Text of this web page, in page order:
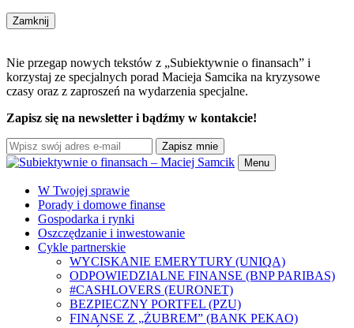
Zamknij
Nie przegap nowych tekstów z „Subiektywnie o finansach” i
korzystaj ze specjalnych porad Macieja Samcika na kryzysowe
czasy oraz z zaproszeń na wydarzenia specjalne.
Zapisz się na newsletter i bądźmy w kontakcie!
Zapisz mnie
Menu
W Twojej sprawie
Porady i domowe finanse
Gospodarka i rynki
Oszczędzanie i inwestowanie
Cykle partnerskie
WYCISKANIE EMERYTURY (UNIQA)
ODPOWIEDZIALNE FINANSE (BNP PARIBAS)
#CASHLOVERS (EURONET)
BEZPIECZNY PORTFEL (PZU)
FINANSE Z „ŻUBREM” (BANK PEKAO)